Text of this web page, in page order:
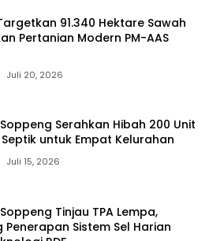
91.340 Hektare Sawah
Pertanian Modern PM-AAS
Juli 20, 2026
Serahkan Hibah 200 Unit
untuk Empat Kelurahan
Juli 15, 2026
Tinjau TPA Lempa,
Penerapan Sistem Sel Harian